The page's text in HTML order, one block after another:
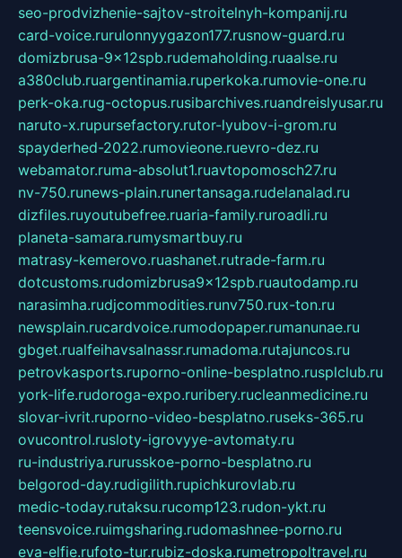
seo-prodvizhenie-sajtov-stroitelnyh-kompanij.ru
card-voice.rurulonnyygazon177.rusnow-guard.ru
domizbrusa-9x12spb.rudemaholding.ruaalse.ru
a380club.ruargentinamia.ruperkoka.rumovie-one.ru
perk-oka.rug-octopus.rusibarchives.ruandreislyusar.ru
naruto-x.rupursefactory.rutor-lyubov-i-grom.ru
spayderhed-2022.rumovieone.ruevro-dez.ru
webamator.ruma-absolut1.ruavtopomosch27.ru
nv-750.runews-plain.runertansaga.rudelanalad.ru
dizfiles.ruyoutubefree.ruaria-family.ruroadli.ru
planeta-samara.rumysmartbuy.ru
matrasy-kemerovo.ruashanet.rutrade-farm.ru
dotcustoms.rudomizbrusa9x12spb.ruautodamp.ru
narasimha.rudjcommodities.runv750.rux-ton.ru
newsplain.rucardvoice.rumodopaper.rumanunae.ru
gbget.rualfeihavsalnassr.rumadoma.rutajuncos.ru
petrovkasports.ruporno-online-besplatno.rusplclub.ru
york-life.rudoroga-expo.ruribery.rucleanmedicine.ru
slovar-ivrit.ruporno-video-besplatno.ruseks-365.ru
ovucontrol.rusloty-igrovyye-avtomaty.ru
ru-industriya.rurusskoe-porno-besplatno.ru
belgorod-day.rudigilith.rupichkurovlab.ru
medic-today.rutaksu.rucomp123.rudon-ykt.ru
teensvoice.ruimgsharing.rudomashnee-porno.ru
eva-elfie.rufoto-tur.rubiz-doska.rumetropoltravel.ru